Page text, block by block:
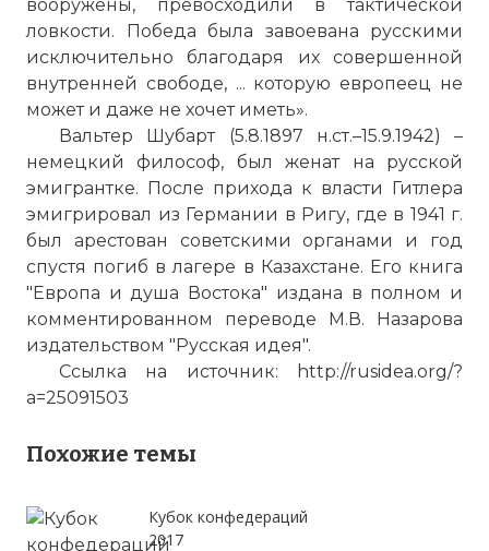
вооружены, превосходили в тактической
ловкости. Победа была завоевана русскими
исключительно благодаря их совершенной
внутренней свободе, ... которую европеец не
может и даже не хочет иметь».
Вальтер Шубарт (5.8.1897 н.ст.–15.9.1942) –
немецкий философ, был женат на русской
эмигрантке. После прихода к власти Гитлера
эмигрировал из Германии в Ригу, где в 1941 г.
был арестован советскими органами и год
спустя погиб в лагере в Казахстане. Его книга
"Европа и душа Востока" издана в полном и
комментированном переводе М.В. Назарова
издательством "Русская идея".
Ссылка на источник: http://rusidea.org/?
a=25091503
Похожие темы
Кубок конфедераций
2017